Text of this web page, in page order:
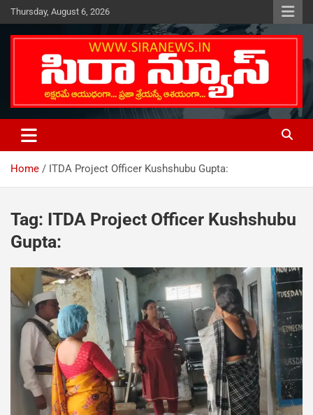
Skip
to
content
Thursday, August 6, 2026
SIRA NEWS
Home ITDA Project Officer Kushshubu Gupta:
Tag: ITDA Project Officer Kushshubu
Gupta: